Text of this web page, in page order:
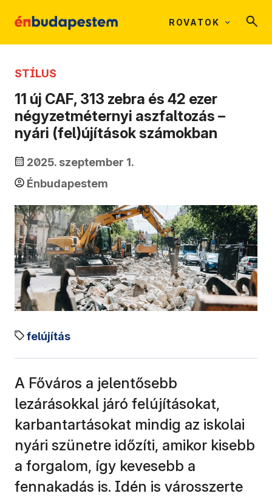
ROVATOK
STÍLUS
11 új CAF, 313 zebra és 42 ezer
négyzetméternyi aszfaltozás –
nyári (fel)újítások számokban
2025. szeptember 1.
Énbudapestem
felújítás
A Főváros a jelentősebb
lezárásokkal járó felújításokat,
karbantartásokat mindig az iskolai
nyári szünetre időzíti, amikor kisebb
a forgalom, így kevesebb a
fennakadás is. Idén is városszerte